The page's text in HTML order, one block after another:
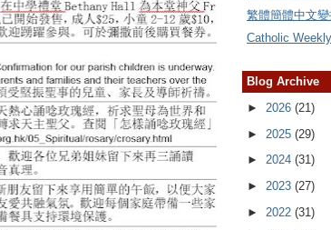
繁體簡體中文
Catholic Weekly
Blog Archive
► 2026 (21)
► 2025 (29)
► 2024 (31)
► 2023 (27)
► 2022 (31)